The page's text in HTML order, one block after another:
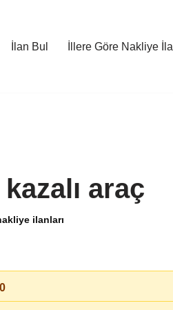
İlan Bul İllere Göre Nakliye
araç
ilanları